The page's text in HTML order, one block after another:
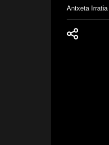
Antxeta Irratia